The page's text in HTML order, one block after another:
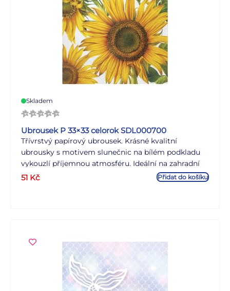
Skladem
Ubrousek P 33×33 celorok SDL000700
Třívrstvý papírový ubrousek. Krásné kvalitní
ubrousky s motivem slunečnic na bílém podkladu
vykouzlí příjemnou atmosféru. Ideální na zahradní
prostírání, oslavy nebo na zkrášlení interiéru. MOTIV:
51 Kč Přidat do košíku